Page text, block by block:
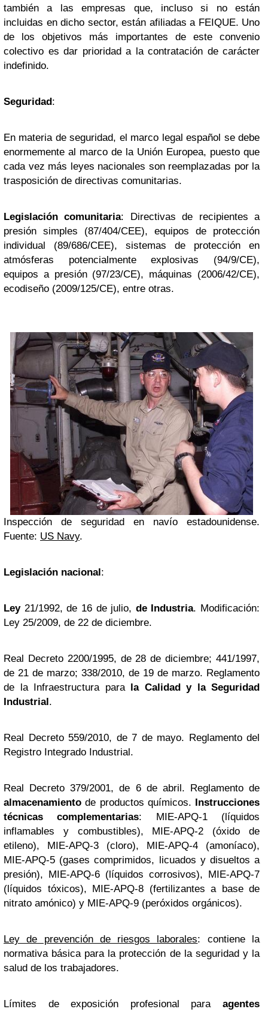
también a las empresas que, incluso si no están
incluidas en dicho sector, están afiliadas a FEIQUE. Uno
de los objetivos más importantes de este convenio
colectivo es dar prioridad a la contratación de carácter
indefinido.
Seguridad:
En materia de seguridad, el marco legal español se debe
enormemente al marco de la Unión Europea, puesto que
cada vez más leyes nacionales son reemplazadas por la
trasposición de directivas comunitarias.
Legislación comunitaria: Directivas de recipientes a
presión simples (87/404/CEE), equipos de protección
individual (89/686/CEE), sistemas de protección en
atmósferas potencialmente explosivas (94/9/CE),
equipos a presión (97/23/CE), máquinas (2006/42/CE),
ecodiseño (2009/125/CE), entre otras.
Inspección de seguridad en navío estadounidense.
Fuente: US Navy.
Legislación nacional :
Ley21/1992, de 16 de julio, de Industria. Modificación:
Ley 25/2009, de 22 de diciembre.
Real Decreto 2200/1995, de 28 de diciembre; 441/1997,
de 21 de marzo; 338/2010, de 19 de marzo. Reglamento
de la Infraestructura para
la Calidad y la Seguridad
Industrial .
Real Decreto 559/2010, de 7 de mayo. Reglamento del
Registro Integrado Industrial.
Real Decreto 379/2001, de 6 de abril. Reglamento de
almacenamiento de productos químicos.
Instrucciones
técnicas complementarias: MIE-APQ-1 (líquidos
inflamables y combustibles), MIE-APQ-2 (óxido de
etileno), MIE-APQ-3 (cloro), MIE-APQ-4 (amoníaco),
MIE-APQ-5 (gases comprimidos, licuados y disueltos a
presión), MIE-APQ-6 (líquidos corrosivos), MIE-APQ-7
(líquidos tóxicos), MIE-APQ-8 (fertilizantes a base de
nitrato amónico) y MIE-APQ-9 (peróxidos orgánicos).
Ley de prevención de riesgos laborales: contiene la
normativa básica para la protección de la seguridad y la
salud de los trabajadores.
Límites de exposición profesional para agentes